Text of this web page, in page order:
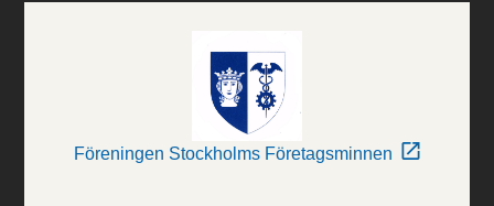
Föreningen Stockholms Företagsminnen